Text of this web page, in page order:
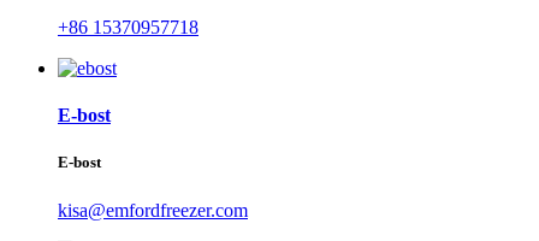
+86 15370957718
E-bost
E-bost
kisa@emfordfreezer.com